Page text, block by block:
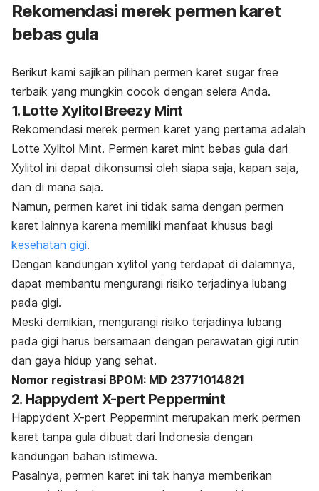
Rekomendasi merek permen karet
bebas gula
Berikut kami sajikan pilihan permen karet sugar free
terbaik yang mungkin cocok dengan selera Anda.
1. Lotte Xylitol Breezy Mint
Rekomendasi merek permen karet yang pertama adalah
Lotte Xylitol Mint. Permen karet mint bebas gula dari
Xylitol ini dapat dikonsumsi oleh siapa saja, kapan saja,
dan di mana saja.
Namun, permen karet ini tidak sama dengan permen
karet lainnya karena memiliki manfaat khusus bagi
kesehatan gigi.
Dengan kandungan xylitol yang terdapat di dalamnya,
dapat membantu mengurangi risiko terjadinya lubang
pada gigi.
Meski demikian, mengurangi risiko terjadinya lubang
pada gigi harus bersamaan dengan perawatan gigi rutin
dan gaya hidup yang sehat.
Nomor registrasi BPOM: MD 23771014821
2. Happydent X-pert Peppermint
Happydent X-pert Peppermint merupakan merk permen
karet tanpa gula dibuat dari Indonesia dengan
kandungan bahan istimewa.
Pasalnya, permen karet ini tak hanya memberikan